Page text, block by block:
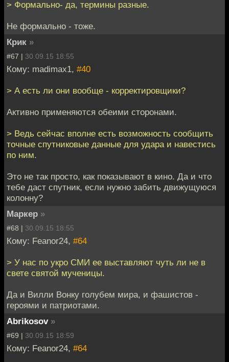
> Формально- да, термины разные.
Не формально - тоже.
Крик »
#67 | 30.09.15 18:55
Кому: madimax1, #40
> А есть ли они вообще - корректировщики?
Активно применяются обеими сторонами.
> Ведь сейчас вполне есть возможность сообщить
точные спутниковые данные для удара и навестись
по ним.
Это не так просто, как показывают в кино. Да и что
тебе даст спутник, если нужно забить движущуюся
колонну?
Маркер »
#68 | 30.09.15 18:55
Кому: Feanor24, #64
> У нас по укро СМИ ее выставляют чуть ли не в
свете святой мученицы.
Да и Вилли Вонку голубем мира, и фашистов -
героями и патриотами.
Abrikosov »
#69 | 30.09.15 18:59
Кому: Feanor24, #64